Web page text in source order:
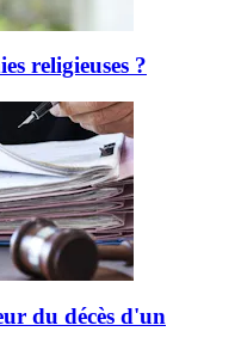
religieuses ?
du décès d'un